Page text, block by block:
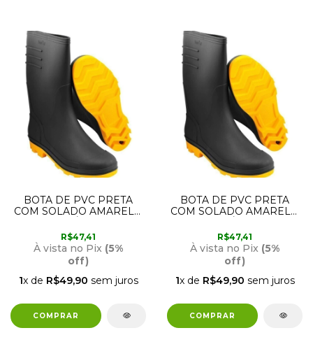
BOTA DE PVC PRETA
COM SOLADO AMARELO
FORRO N39
70.79.390.000 VONDER
R$47,41
À vista no Pix (5%
off)
1x de R$49,90 sem juros
BOTA DE PVC PRETA
COM SOLADO AMARELO
FORRO N38
70.79.380.000 VONDER
R$47,41
À vista no Pix (5%
off)
1x de R$49,90 sem juros